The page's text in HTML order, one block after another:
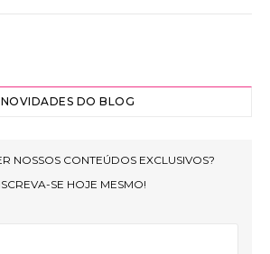
NOVIDADES DO BLOG